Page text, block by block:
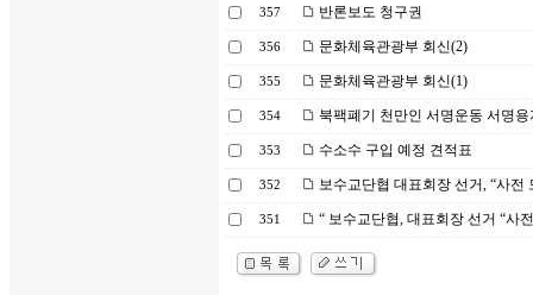
357 반론보도 청구권
356 문화체육관광부 회신(2)
355 문화체육관광부 회신(1)
354 북팩폐기 천만인 서명운동 서명용
353 수소수 구입 예정 견적표
352 보수교단협 대표회장 선거, “사전
351 “ 보수교단협, 대표회장 선거 “사